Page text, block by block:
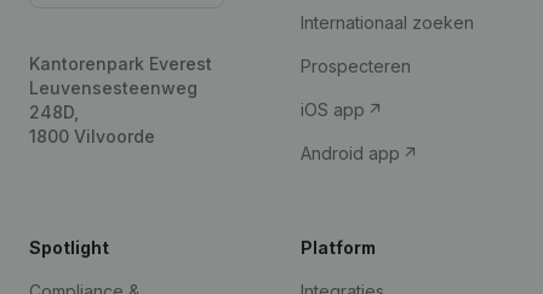
Kantorenpark Everest
Leuvensesteenweg
248D,
1800 Vilvoorde
Internationaal zoeken
Prospecteren
iOS app
Android app
Spotlight Platform